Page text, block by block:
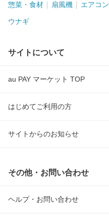
惣菜・食材 扇風機 エアコン
ウナギ
サイトについて
au PAY マーケット TOP
はじめてご利用の方
サイトからのお知らせ
その他・お問い合わせ
ヘルプ・お問い合わせ